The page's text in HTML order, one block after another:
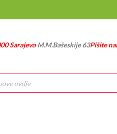
SarajevoM.M.Bašeskije 63Pišite